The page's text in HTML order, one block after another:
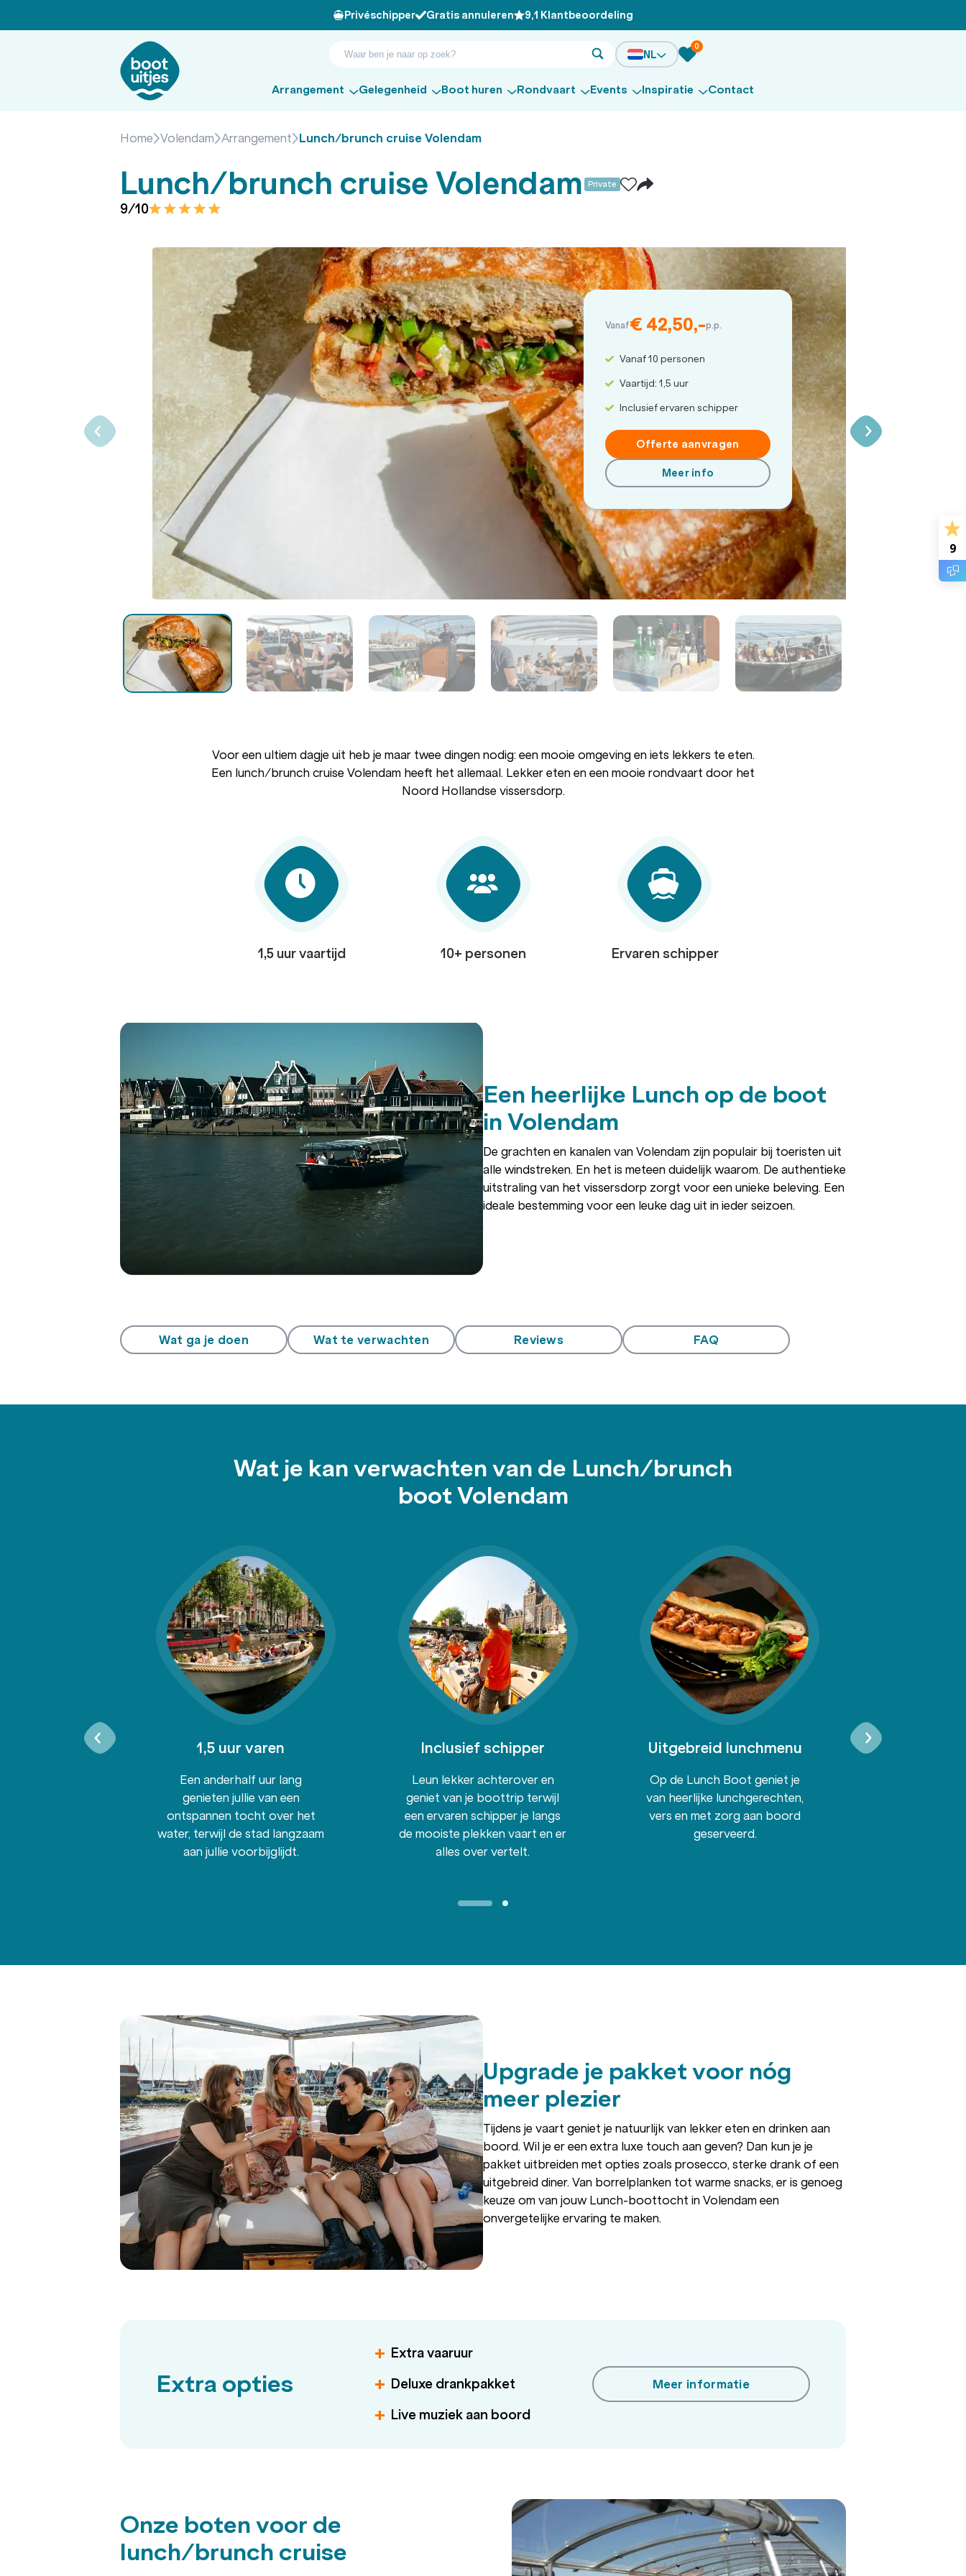
Privéschipper Gratis annuleren 9,1 Klantbeoordeling
NL
0
Arrangement Gelegenheid Boot huren Rondvaart Events Inspiratie Contact
Home Volendam Arrangement Lunch/brunch cruise Volendam
Lunch/brunch cruise Volendam Private
9/10
Vanaf€ 42,50,-p.p.
Vanaf 10 personen
Vaartijd: 1,5 uur
Inclusief ervaren schipper
Offerte aanvragen
Meer info
Voor een ultiem dagje uit heb je maar twee dingen nodig: een mooie omgeving en iets lekkers te eten.
Een lunch/brunch cruise Volendam heeft het allemaal. Lekker eten en een mooie rondvaart door het
Noord Hollandse vissersdorp.
1,5 uur vaartijd 10+ personen Ervaren schipper
Een heerlijke Lunch op de boot
in Volendam
De grachten en kanalen van Volendam zijn populair bij toeristen uit
alle windstreken. En het is meteen duidelijk waarom. De authentieke
uitstraling van het vissersdorp zorgt voor een unieke beleving. Een
ideale bestemming voor een leuke dag uit in ieder seizoen.
Wat ga je doen Wat te verwachten Reviews FAQ
Wat je kan verwachten van de Lunch/brunch
boot Volendam
1,5 uur varen
Een anderhalf uur lang
genieten jullie van een
ontspannen tocht over het
water, terwijl de stad langzaam
aan jullie voorbijglijdt.
Inclusief schipper
Leun lekker achterover en
geniet van je boottrip terwijl
een ervaren schipper je langs
de mooiste plekken vaart en er
alles over vertelt.
Uitgebreid lunchmenu
Op de Lunch Boot geniet je
van heerlijke lunchgerechten,
vers en met zorg aan boord
geserveerd.
Upgrade je pakket voor nóg
meer plezier
Tijdens je vaart geniet je natuurlijk van lekker eten en drinken aan
boord. Wil je er een extra luxe touch aan geven? Dan kun je je
pakket uitbreiden met opties zoals prosecco, sterke drank of een
uitgebreid diner. Van borrelplanken tot warme snacks, er is genoeg
keuze om van jouw Lunch-boottocht in Volendam een
onvergetelijke ervaring te maken.
Extra opties
Extra vaaruur
Deluxe drankpakket
Live muziek aan boord
Meer informatie
Onze boten voor de
lunch/brunch cruise
9